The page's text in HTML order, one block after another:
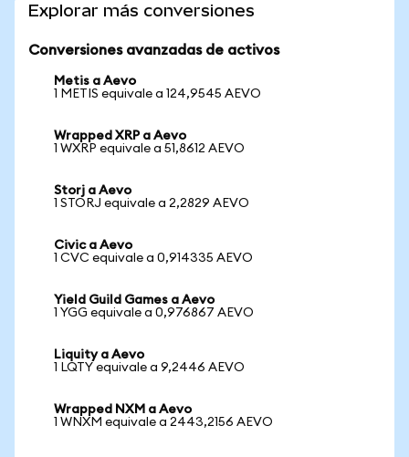
Explorar más conversiones
Conversiones avanzadas de activos
Metis a Aevo
1 METIS equivale a 124,9545 AEVO
Wrapped XRP a Aevo
1 WXRP equivale a 51,8612 AEVO
Storj a Aevo
1 STORJ equivale a 2,2829 AEVO
Civic a Aevo
1 CVC equivale a 0,914335 AEVO
Yield Guild Games a Aevo
1 YGG equivale a 0,976867 AEVO
Liquity a Aevo
1 LQTY equivale a 9,2446 AEVO
Wrapped NXM a Aevo
1 WNXM equivale a 2443,2156 AEVO